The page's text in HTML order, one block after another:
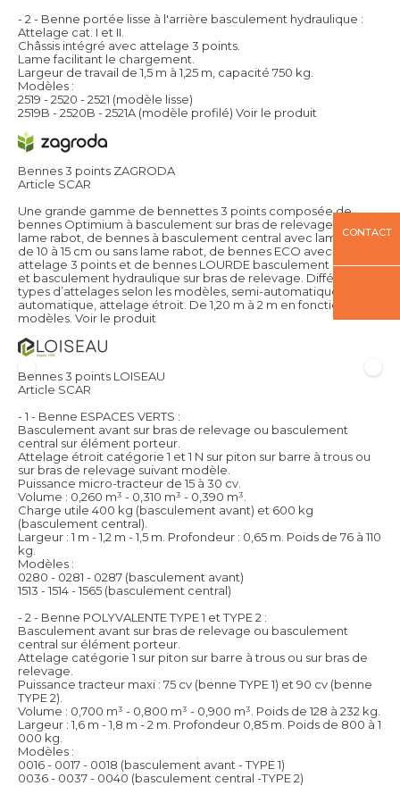
- 2 - Benne portée lisse à l'arrière basculement hydraulique :
Attelage cat. I et II.
Châssis intégré avec attelage 3 points.
Lame facilitant le chargement.
Largeur de travail de 1,5 m à 1,25 m, capacité 750 kg.
Modèles :
2519 - 2520 - 2521 (modèle lisse)
2519B - 2520B - 2521A (modèle profilé) Voir le produit
Bennes 3 points ZAGRODA
Article SCAR
Une grande gamme de bennettes 3 points composée de
bennes Optimium à basculement sur bras de relevage avec
lame rabot, de bennes à basculement central avec lame rabot
de 10 à 15 cm ou sans lame rabot, de bennes ECO avec ou sans
attelage 3 points et de bennes LOURDE basculement central
et basculement hydraulique sur bras de relevage. Différents
types d’attelages selon les modèles, semi-automatique,
automatique, attelage étroit. De 1,20 m à 2 m en fonction des
modèles. Voir le produit
Bennes 3 points LOISEAU
Article SCAR
- 1 - Benne ESPACES VERTS :
Basculement avant sur bras de relevage ou basculement
central sur élément porteur.
Attelage étroit catégorie 1 et 1 N sur piton sur barre à trous ou
sur bras de relevage suivant modèle.
Puissance micro-tracteur de 15 à 30 cv.
Volume : 0,260 m³ - 0,310 m³ - 0,390 m³.
Charge utile 400 kg (basculement avant) et 600 kg
(basculement central).
Largeur : 1 m - 1,2 m - 1,5 m. Profondeur : 0,65 m. Poids de 76 à 110
kg.
Modèles :
0280 - 0281 - 0287 (basculement avant)
1513 - 1514 - 1565 (basculement central)
- 2 - Benne POLYVALENTE TYPE 1 et TYPE 2 :
Basculement avant sur bras de relevage ou basculement
central sur élément porteur.
Attelage catégorie 1 sur piton sur barre à trous ou sur bras de
relevage.
Puissance tracteur maxi : 75 cv (benne TYPE 1) et 90 cv (benne
TYPE 2).
Volume : 0,700 m³ - 0,800 m³ - 0,900 m³. Poids de 128 à 232 kg.
Largeur : 1,6 m - 1,8 m - 2 m. Profondeur 0,85 m. Poids de 800 à 1
000 kg.
Modèles :
0016 - 0017 - 0018 (basculement avant - TYPE 1)
0036 - 0037 - 0040 (basculement central -TYPE 2)
CONTACT